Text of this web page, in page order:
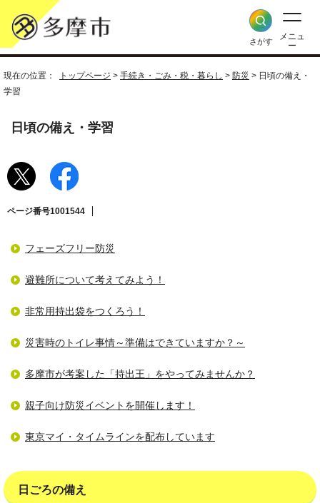
さがす
メニュ
ー
現在の位置： トップページ > 手続き・ごみ・税・暮らし > 防災 > 日頃の備え・
学習
日頃の備え・学習
ページ番号1001544
フェーズフリー防災
避難所について考えてみよう！
非常用持出袋をつくろう！
災害時のトイレ事情～準備はできていますか？～
多摩市が考案した「持出王」をやってみませんか？
親子向け防災イベントを開催します！
東京マイ・タイムラインを配布しています
日ごろの備え